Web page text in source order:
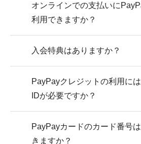
オンラインでの支払いに
利用できますか？
入会特典はありますか？
PayPayクレジットの利用に
IDが必要ですか？
PayPayカードのカード番号
きますか？